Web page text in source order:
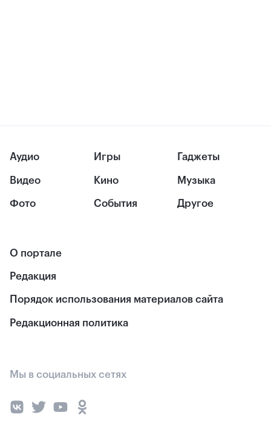
Аудио
Видео
Фото
Игры
Кино
События
Гаджеты
Музыка
Другое
О портале
Редакция
Порядок использования материалов сайта
Редакционная политика
Мы в социальных сетях